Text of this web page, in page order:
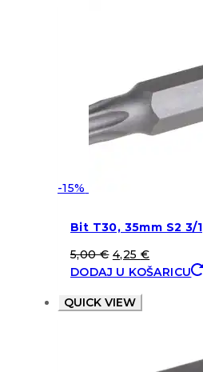
-15%
Bit T30, 35mm S2 3/1
5,00€ 4,25 €
DODAJ U KOŠARICU
QUICK VIEW